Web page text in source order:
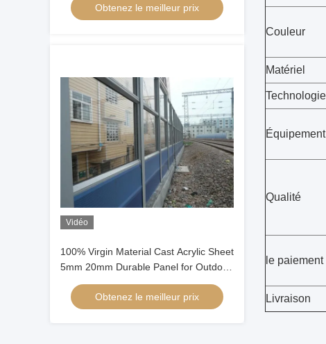
intempériesObtenez le meilleur prix
Vidéo
100% Virgin Material Cast Acrylic Sheet
5mm 20mm Durable Panel for Outdoor
sound Barrier
Obtenez le meilleur prix
Couleur
Matériel
Technologie
Équipement
Qualité
le paiement
Livraison